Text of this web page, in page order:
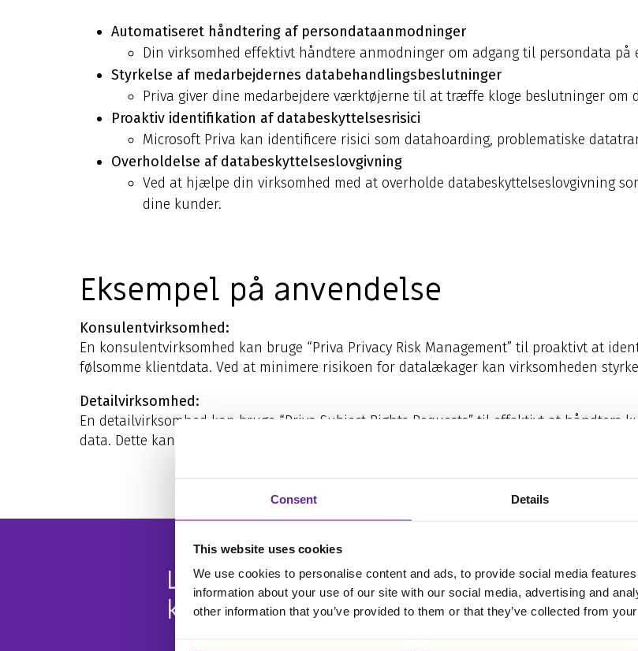
Consent Details
This website uses cookies
We use cookies to personalise content and ads, to provide social media
information about your use of our site with our social media, advertising and
other information that you’ve provided to them or that they’ve collected from
Automatiseret håndtering af persondataanmodninger
Din virksomhed effektivt håndtere anmodninger om adgang til persondata på
Styrkelse af medarbejdernes databehandlingsbeslutninger
Priva giver dine medarbejdere værktøjerne til at træffe kloge beslutninger om
Proaktiv identifikation af databeskyttelsesrisici
Microsoft Priva kan identificere risici som datahoarding, problematiske
Overholdelse af databeskyttelseslovgivning
Ved at hjælpe din virksomhed med at overholde databeskyttelseslovgivning
dine kunder.
Eksempel på anvendelse
Konsulentvirksomhed:
En konsulentvirksomhed kan bruge “Priva Privacy Risk Management” til proaktivt at
følsomme klientdata. Ved at minimere risikoen for datalækager kan virksomheden
Detailvirksomhed:
En detailvirksomhed kan bruge “Priva Subject Rights Requests” til effektivt at håndtere
data. Dette kan forbedre kundetilfredsheden og overholdelsen af
Lad os bygge dagens og
kontakt.